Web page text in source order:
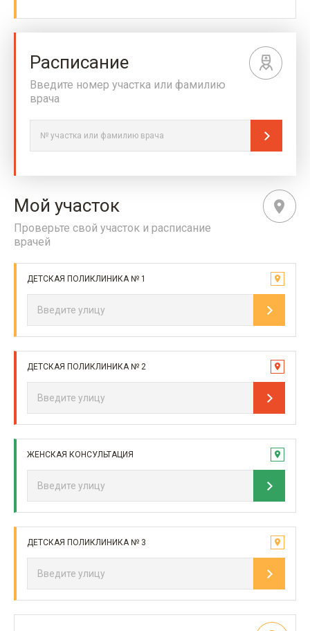
Расписание
Введите номер участка или фамилию
врача
Мой участок
Проверьте свой участок и расписание
врачей
ДЕТСКАЯ ПОЛИКЛИНИКА № 1
ДЕТСКАЯ ПОЛИКЛИНИКА № 2
ЖЕНСКАЯ КОНСУЛЬТАЦИЯ
ДЕТСКАЯ ПОЛИКЛИНИКА № 3